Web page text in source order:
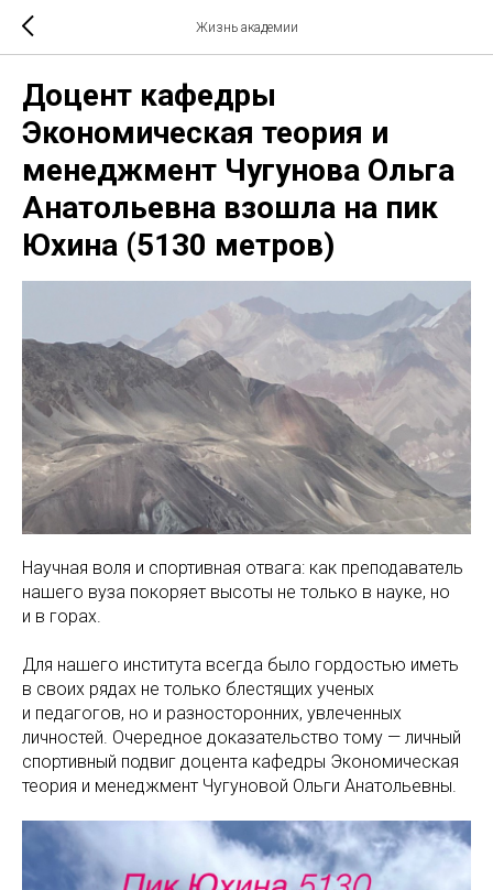
Жизнь академии
Доцент кафедры
Экономическая теория и
менеджмент Чугунова Ольга
Анатольевна взошла на пик
Юхина (5130 метров)
Научная воля и спортивная отвага: как преподаватель
нашего вуза покоряет высоты не только в науке, но
и в горах.
Для нашего института всегда было гордостью иметь
в своих рядах не только блестящих ученых
и педагогов, но и разносторонних, увлеченных
личностей. Очередное доказательство тому — личный
спортивный подвиг доцента кафедры Экономическая
теория и менеджмент Чугуновой Ольги Анатольевны.